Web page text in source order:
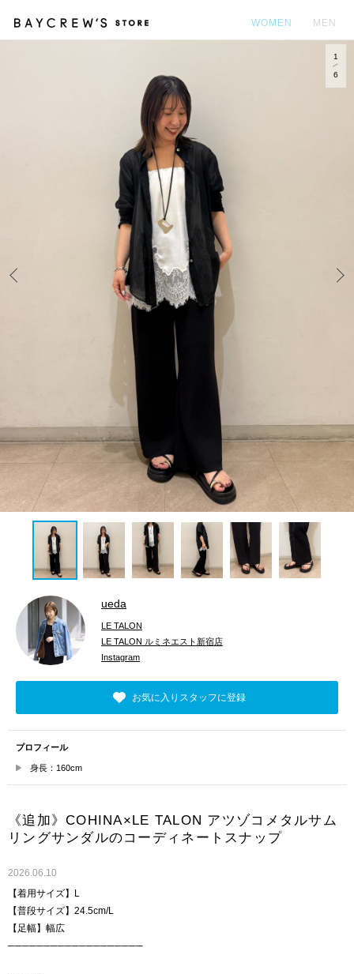
WOMEN MEN
1
6
ueda
LE TALON
LE TALON ルミネエスト新宿店
Instagram
お気に入りスタッフに登録
プロフィール
身長：160cm
《追加》COHINA×LE TALON アツゾコメタルサム
リングサンダルのコーディネートスナップ
2026.06.10
【着用サイズ】L
【普段サイズ】24.5cm/L
【足幅】幅広
───────────────────